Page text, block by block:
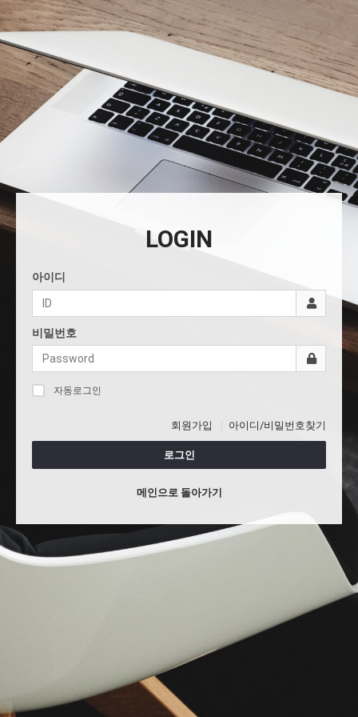
LOGIN
아이디
비밀번호
자동로그인
회원가입 아이디/비밀번호찾기
로그인
메인으로 돌아가기